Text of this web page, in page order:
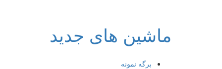
ماشین های جدید
برگه نمونه